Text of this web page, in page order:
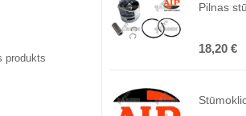
produkts
18,20 €